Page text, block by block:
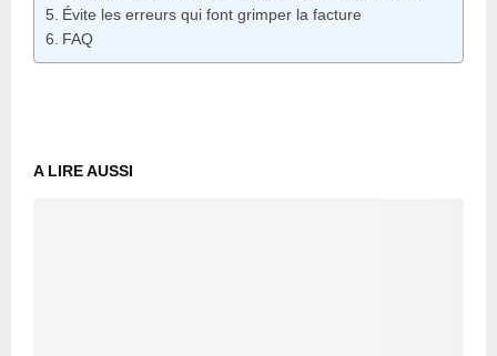
Évite les erreurs qui font grimper la facture
FAQ
A LIRE AUSSI